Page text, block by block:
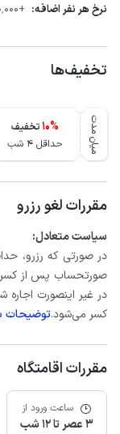
نرخ هر نفر اضافه: +500٬000 تومان / بیشتر از 4 نفر
تخفیف‌ها
میان مدت 10%
تخفیف
حداقل 4 شب
مقررات لغو رزرو
سیاست متعادل:
کسر می‌شود.توضیحات
مقررات اقامتگاه
ساعت ورود از
3 عصر تا 12 شب